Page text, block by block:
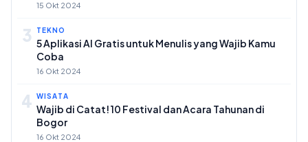
15 Okt 2024
3 TEKNO
5 Aplikasi AI Gratis untuk Menulis yang Wajib Kamu
Coba
16 Okt 2024
4 WISATA
Wajib di Catat! 10 Festival dan Acara Tahunan di
Bogor
16 Okt 2024